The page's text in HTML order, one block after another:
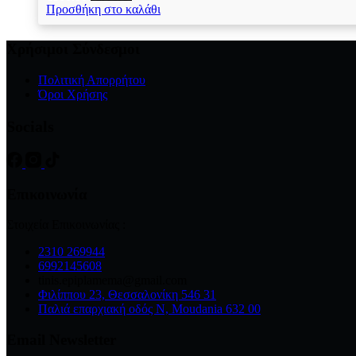
price
was:
τρέχουσα
τιμή
Προσθήκη στο καλάθι
Πολιτική Απορρήτου
Όροι Χρήσης
2310 269944
6992145608
Φιλίππου 23, Θεσσαλονίκη 546 31
Παλιά επαρχιακή οδός Ν, Moudania 632 00